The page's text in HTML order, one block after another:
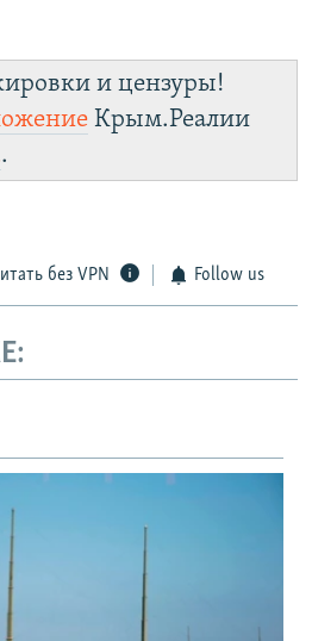
и цензуры!
Крым.Реалии
.
без VPN Follow us